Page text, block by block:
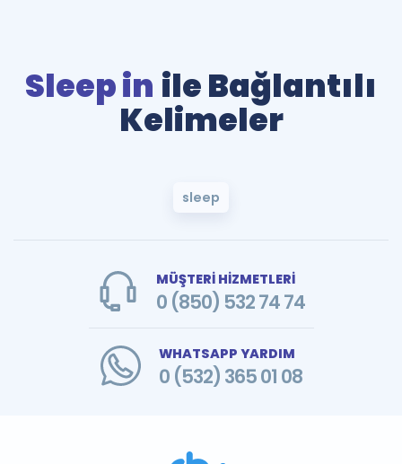
Sleep in ile Bağlantılı
Kelimeler
sleep
MÜŞTERİ HİZMETLERİ
0 (850) 532 74 74
WHATSAPP YARDIM
0 (532) 365 01 08